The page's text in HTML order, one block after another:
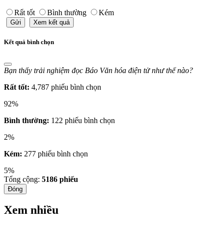
Rất tốt Bình thường Kém
Gửi Xem kết quả
Kết quả bình chọn
Bạn thấy trải nghiệm đọc Báo Văn hóa điện tử như thế nào?
Rất tốt: 4,787 phiếu bình chọn
92%
Bình thường: 122 phiếu bình chọn
2%
Kém: 277 phiếu bình chọn
5%
Tổng cộng: 5186 phiếu
Đóng
Xem nhiều